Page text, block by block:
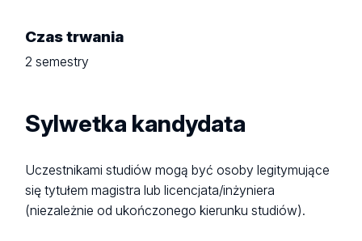
Czas trwania
2 semestry
Sylwetka kandydata
Uczestnikami studiów mogą być osoby legitymujące
się tytułem magistra lub licencjata/inżyniera
(niezależnie od ukończonego kierunku studiów).